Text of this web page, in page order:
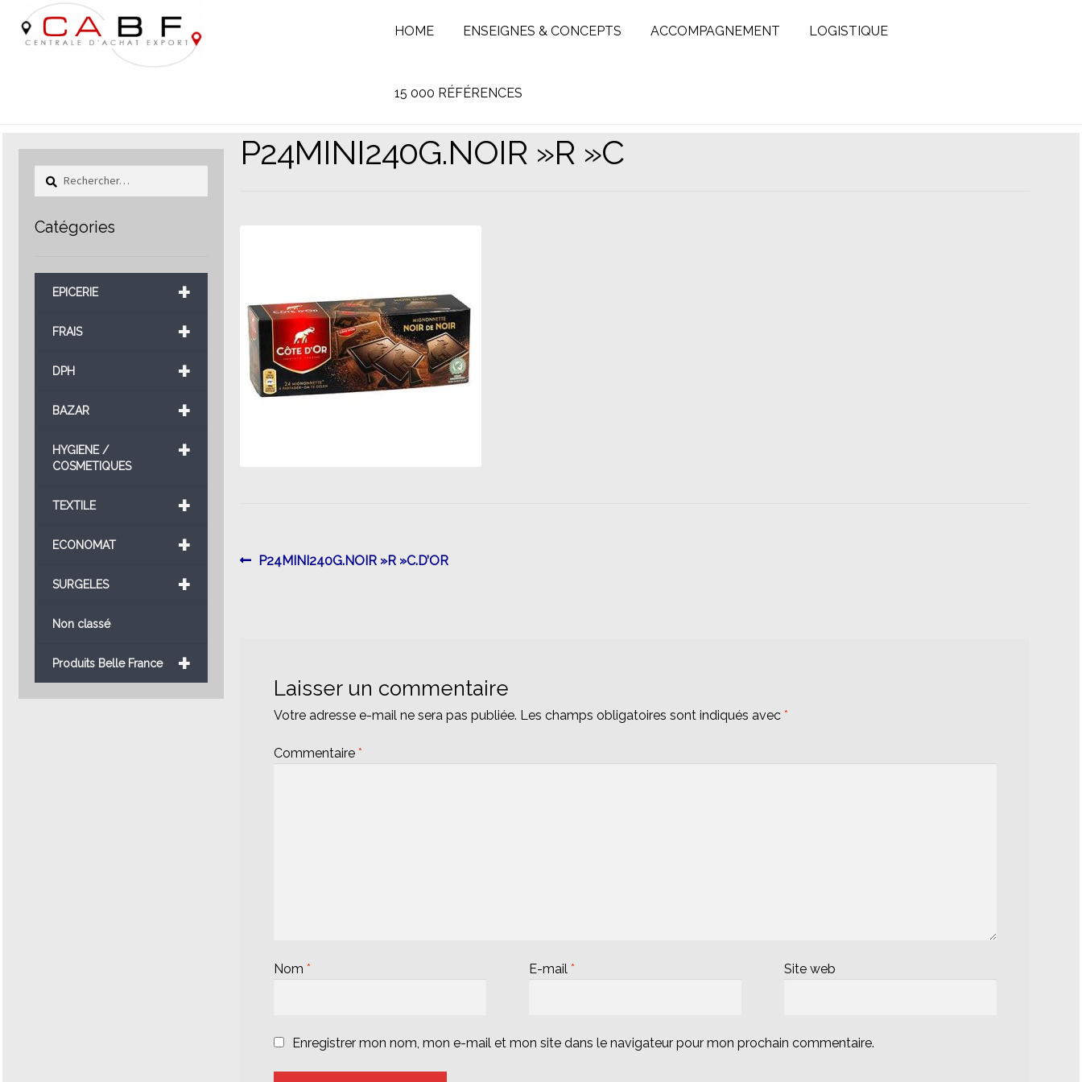
Aller
à
la
Aller
au
contenu
HOME ENSEIGNES & CONCEPTS ACCOMPAGNEMENT LOGISTIQUE
15 000 RÉFÉRENCES
P24MINI240G.NOIR »R »C
Navigation
Article
P24MINI240G.NOIR »R »C.D’OR
Laisser un commentaire
Votre adresse e-mail ne sera pas publiée. Les champs obligatoires sont indiqués avec *
Commentaire *
Nom * E-mail * Site web
Enregistrer mon nom, mon e-mail et mon site dans le navigateur pour mon prochain commentaire.
Rechercher :
Catégories
+
EPICERIE
+
FRAIS
+
DPH
+
BAZAR
+
HYGIENE /
COSMETIQUES
+
TEXTILE
+
ECONOMAT
+
SURGELES
Non classé
+
Produits Belle France